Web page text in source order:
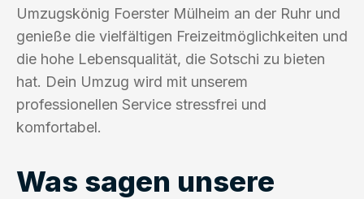
Umzugskönig Foerster Mülheim an der Ruhr und
genieße die vielfältigen Freizeitmöglichkeiten und
die hohe Lebensqualität, die Sotschi zu bieten
hat. Dein Umzug wird mit unserem
professionellen Service stressfrei und
komfortabel.
Was sagen unsere